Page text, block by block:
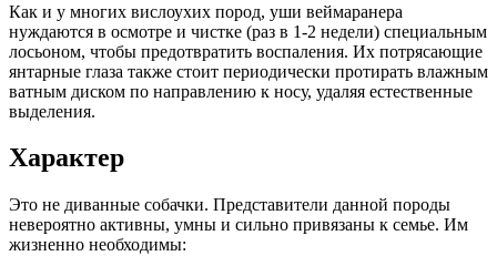
Как и у многих вислоухих пород, уши веймаранера
нуждаются в осмотре и чистке (раз в 1-2 недели) специальным
лосьоном, чтобы предотвратить воспаления. Их потрясающие
янтарные глаза также стоит периодически протирать влажным
ватным диском по направлению к носу, удаляя естественные
выделения.
Характер
Это не диванные собачки. Представители данной породы
невероятно активны, умны и сильно привязаны к семье. Им
жизненно необходимы: